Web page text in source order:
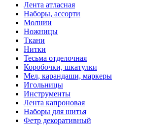
Лента атласная
Наборы, ассорти
Молнии
Ножницы
Ткани
Нитки
Тесьма отделочная
Коробочки, шкатулки
Мел, карандаши, маркеры
Игольницы
Инструменты
Лента капроновая
Наборы для шитья
Фетр декоративный